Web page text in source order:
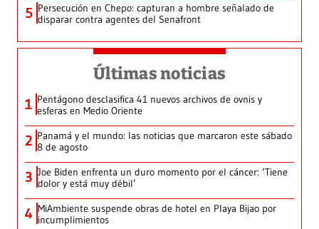
5 Persecución en Chepo: capturan a hombre señalado de
disparar contra agentes del Senafront
Últimas noticias
1 Pentágono desclasifica 41 nuevos archivos de ovnis y
esferas en Medio Oriente
2 Panamá y el mundo: las noticias que marcaron este sábado
8 de agosto
3 Joe Biden enfrenta un duro momento por el cáncer: ‘Tiene
dolor y está muy débil’
4 MiAmbiente suspende obras de hotel en Playa Bijao por
incumplimientos